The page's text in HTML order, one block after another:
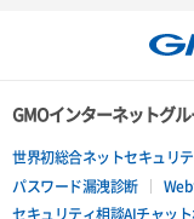
GMOインターネットグ
世界初総合ネットセキュリ
パスワード漏洩診断
セキュリティ相談AIチャッ